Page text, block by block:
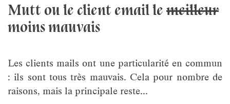
Mutt ou le client email lemeilleur
moins mauvais
Les clients mails ont une particularité en commun
: ils sont tous très mauvais. Cela pour nombre de
raisons, mais la principale reste...